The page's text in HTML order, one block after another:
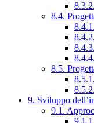
8.4.
8.5.
9. Sviluppo
9.1.